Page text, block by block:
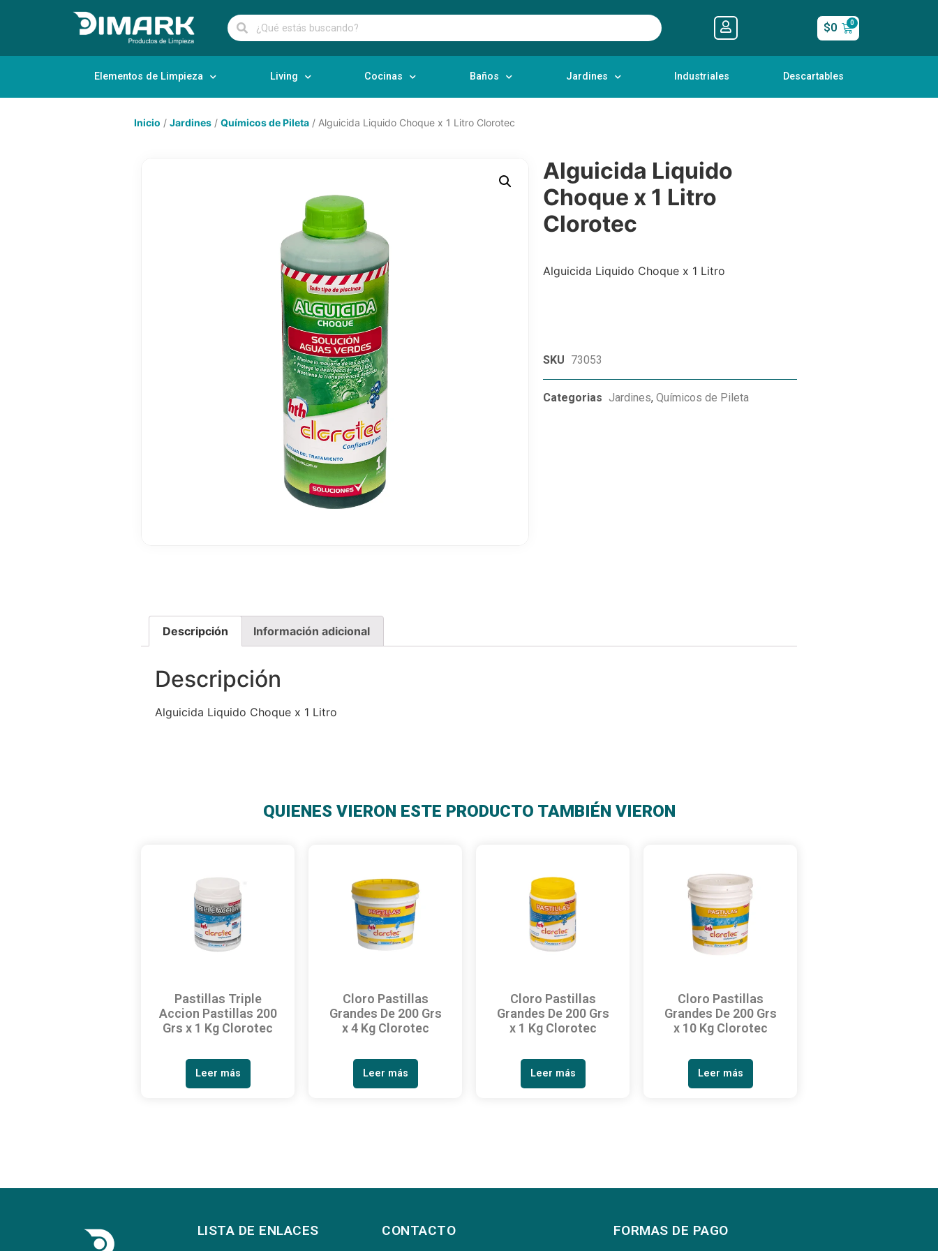
$0
Elementos de Limpieza Living Cocinas Baños Jardines Industriales Descartables
Inicio / Jardines / Químicos de Pileta / Alguicida Liquido Choque x 1 Litro Clorotec
Alguicida Liquido
Choque x 1 Litro
Clorotec
Alguicida Liquido Choque x 1 Litro
SKU 73053
Categorias Jardines, Químicos de Pileta
Descripción Información adicional
Descripción
Alguicida Liquido Choque x 1 Litro
QUIENES VIERON ESTE PRODUCTO TAMBIÉN VIERON
Pastillas Triple
Accion Pastillas 200
Grs x 1 Kg Clorotec
Leer más
Cloro Pastillas
Grandes De 200 Grs
x 4 Kg Clorotec
Leer más
Cloro Pastillas
Grandes De 200 Grs
x 1 Kg Clorotec
Leer más
Cloro Pastillas
Grandes De 200 Grs
x 10 Kg Clorotec
Leer más
LISTA DE ENLACES CONTACTO FORMAS DE PAGO